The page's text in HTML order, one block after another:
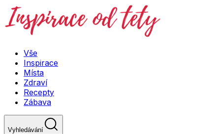
Vše
Inspirace
Místa
Zdraví
Recepty
Zábava
Vyhledávání